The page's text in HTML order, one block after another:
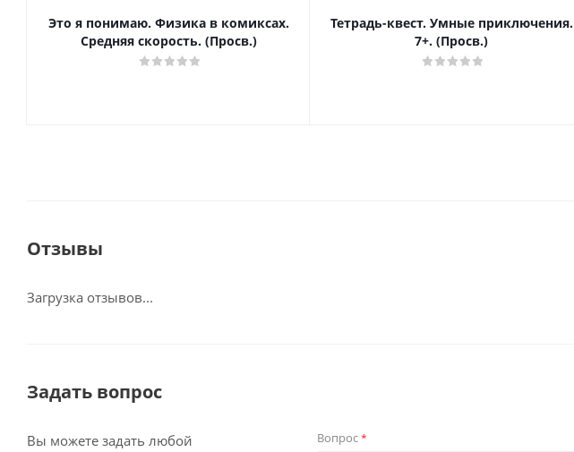
Это я понимаю. Физика в комиксах.
Средняя скорость. (Просв.)
Тетрадь-квест. Умные приключения.
7+. (Просв.)
Отзывы
Загрузка отзывов...
Задать вопрос
Вы можете задать любой
Вопрос*